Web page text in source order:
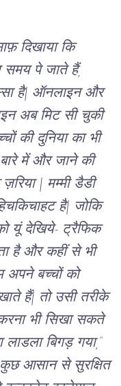
दिखाया कि
समय पे जाते हैं,
है| ऑनलाइन और
अब मिट सी चुकी
की दुनिया का भी
में और जाने की
| मम्मी डैडी
है| जोकि
यूं देखिये- ट्रैफिक
है और कहीं से भी
अपने बच्चों को
हैं| तो उसी तरीके
भी सिखा सकते
लाडला बिगड़ गया,”
आसान से सुरक्षित